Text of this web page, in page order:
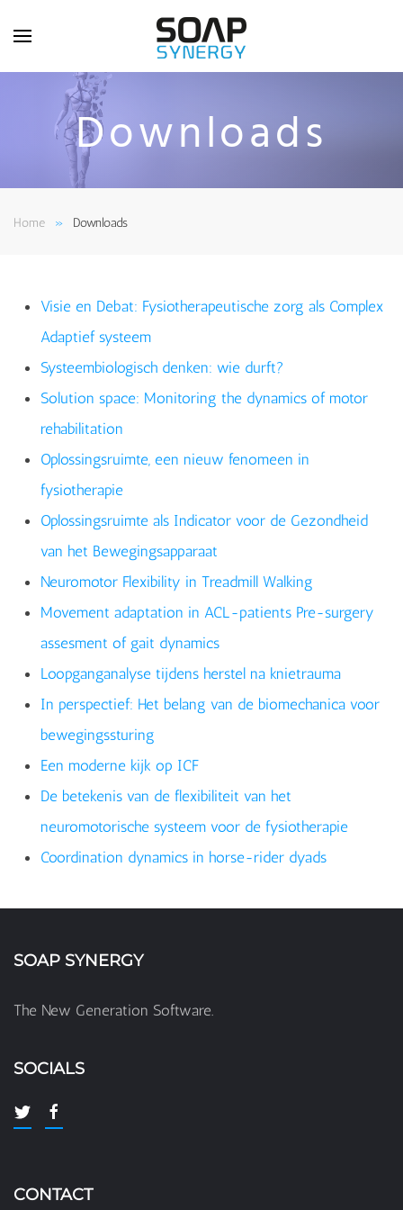
Skip to main content
Downloads
Home Downloads
Visie en Debat: Fysiotherapeutische zorg als Complex
Adaptief systeem
Systeembiologisch denken: wie durft?
Solution space: Monitoring the dynamics of motor
rehabilitation
Oplossingsruimte, een nieuw fenomeen in
fysiotherapie
Oplossingsruimte als Indicator voor de Gezondheid
van het Bewegingsapparaat
Neuromotor Flexibility in Treadmill Walking
Movement adaptation in ACL-patients Pre-surgery
assesment of gait dynamics
Loopganganalyse tijdens herstel na knietrauma
In perspectief: Het belang van de biomechanica voor
bewegingssturing
Een moderne kijk op ICF
De betekenis van de flexibiliteit van het
neuromotorische systeem voor de fysiotherapie
Coordination dynamics in horse-rider dyads
SOAP SYNERGY
The New Generation Software.
SOCIALS
CONTACT